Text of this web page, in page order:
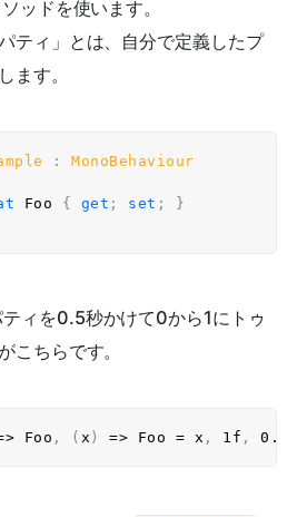
ソッドを使います。
ティ」とは、自分で定義したプ
ます。
:
MonoBehaviour
Foo { get ; set ;
}
ィを0.5秒かけて0から1にトゥ
こちらです。
Foo , ( x ) => Foo = x , 1f , 0.5f